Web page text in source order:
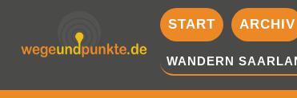
START ARCHIV
WANDERN